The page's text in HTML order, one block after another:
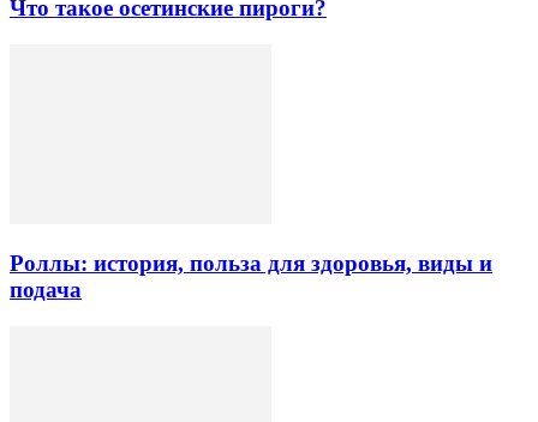
Что такое осетинские пироги?
Роллы: история, польза для здоровья, виды и
подача